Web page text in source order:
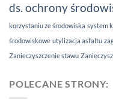
ds. ochrony
korzystaniu ze środowiska system
środowiskowe utylizacja asfaltu
Zanieczyszczenie stawu
POLECANE STRONY: